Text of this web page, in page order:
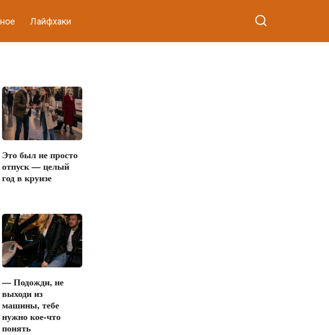
Лайфхаки
Это был не просто
отпуск — целый
год в круизе
— Подожди, не
выходи из
машины, тебе
нужно кое-что
понять